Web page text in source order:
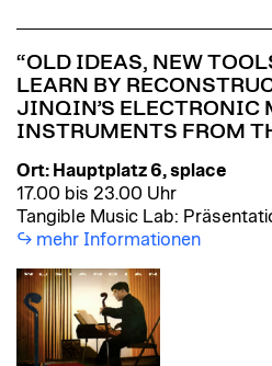
“OLD IDEAS, NEW
LEARN BY
JINQIN’S ELECTRONIC
INSTRUMENTS FROM
Ort: Hauptplatz 6, splace
17.00 bis 23.00 Uhr
Tangible Music Lab:
mehr Informationen